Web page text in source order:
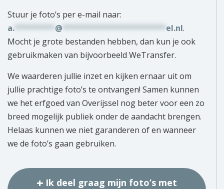
Stuur je foto’s per e-mail naar:
a.
@ el.nl.
Mocht je grote bestanden hebben, dan kun je ook
gebruikmaken van bijvoorbeeld WeTransfer.
We waarderen jullie inzet en kijken ernaar uit om
jullie prachtige foto’s te ontvangen! Samen kunnen
we het erfgoed van Overijssel nog beter voor een zo
breed mogelijk publiek onder de aandacht brengen.
Helaas kunnen we niet garanderen of en wanneer
we de foto’s gaan gebruiken.
Ik deel graag mijn foto’s met